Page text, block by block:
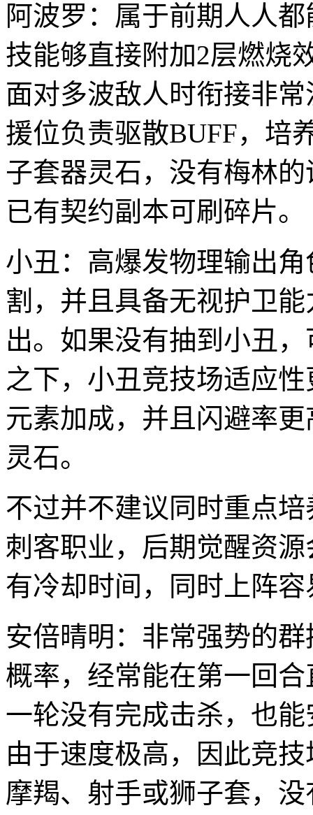
阿波罗：属于前期人人
技能够直接附加2层燃烧
面对多波敌人时衔接非
援位负责驱散BUFF，培
子套器灵石，没有梅林
已有契约副本可刷碎片。
小丑：高爆发物理输出
割，并且具备无视护卫
出。如果没有抽到小丑
之下，小丑竞技场适应
元素加成，并且闪避率
灵石。
不过并不建议同时重点
刺客职业，后期觉醒资
有冷却时间，同时上阵
安倍晴明：非常强势的
概率，经常能在第一回
一轮没有完成击杀，也
由于速度极高，因此竞
摩羯、射手或狮子套，